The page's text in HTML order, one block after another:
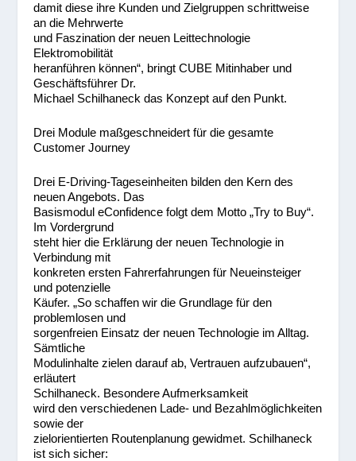
damit diese ihre Kunden und Zielgruppen schrittweise
an die Mehrwerte
und Faszination der neuen Leittechnologie
Elektromobilität
heranführen können“, bringt CUBE Mitinhaber und
Geschäftsführer Dr.
Michael Schilhaneck das Konzept auf den Punkt.
Drei Module maßgeschneidert für die gesamte
Customer Journey
Drei E-Driving-Tageseinheiten bilden den Kern des
neuen Angebots. Das
Basismodul eConfidence folgt dem Motto „Try to Buy“.
Im Vordergrund
steht hier die Erklärung der neuen Technologie in
Verbindung mit
konkreten ersten Fahrerfahrungen für Neueinsteiger
und potenzielle
Käufer. „So schaffen wir die Grundlage für den
problemlosen und
sorgenfreien Einsatz der neuen Technologie im Alltag.
Sämtliche
Modulinhalte zielen darauf ab, Vertrauen aufzubauen“,
erläutert
Schilhaneck. Besondere Aufmerksamkeit
wird den verschiedenen Lade- und Bezahlmöglichkeiten
sowie der
zielorientierten Routenplanung gewidmet. Schilhaneck
ist sich sicher: